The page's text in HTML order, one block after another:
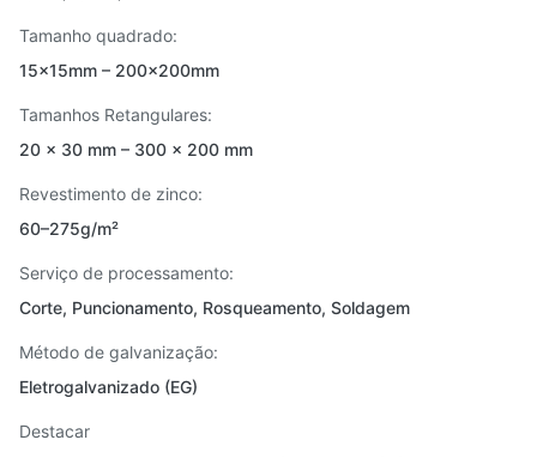
Tamanho quadrado:
15×15mm – 200×200mm
Tamanhos Retangulares:
20 × 30 mm – 300 × 200 mm
Revestimento de zinco:
60–275g/m²
Serviço de processamento:
Corte, Puncionamento, Rosqueamento, Soldagem
Método de galvanização:
Eletrogalvanizado (EG)
Destacar